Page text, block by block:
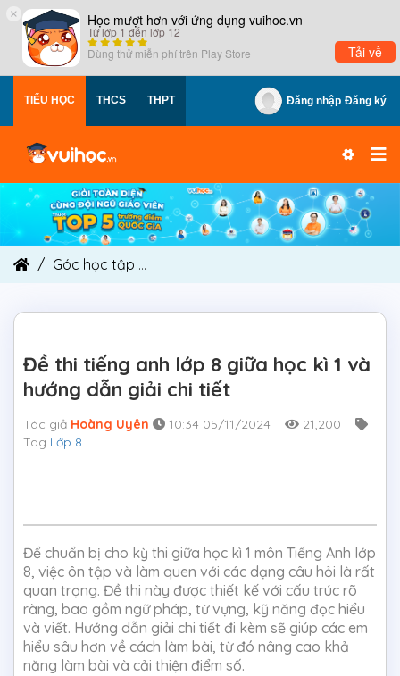
× Học mượt hơn với ứng dụng vuihoc.vn
Từ lớp 1 đến lớp 12
Dùng thử miễn phí trên Play Store Tải về
TIỂU HỌC THCS THPT Đăng nhập Đăng ký
Góc học tập
Đề thi tiếng anh lớp 8 giữa học kì 1 và
hướng dẫn giải chi tiết
Tác giả Hoàng Uyên 10:34 05/11/2024
21,200
Tag Lớp 8
Để chuẩn bị cho kỳ thi giữa học kì 1 môn Tiếng Anh lớp
8, việc ôn tập và làm quen với các dạng câu hỏi là rất
quan trọng. Đề thi này được thiết kế với cấu trúc rõ
ràng, bao gồm ngữ pháp, từ vựng, kỹ năng đọc hiểu
và viết. Hướng dẫn giải chi tiết đi kèm sẽ giúp các em
hiểu sâu hơn về cách làm bài, từ đó nâng cao khả
năng làm bài và cải thiện điểm số.